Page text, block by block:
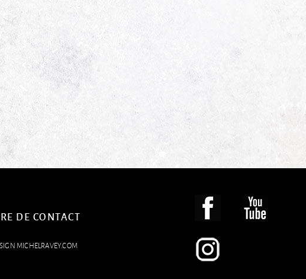
DE CONTACT
MICHELRAVEY.COM